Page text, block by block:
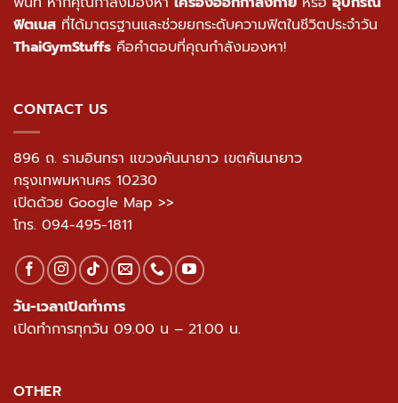
ฟิตเนส ที่ได้มาตรฐานและช่วยยกระดับความฟิตในชีวิตประจำวัน
ThaiGymStuffs คือคำตอบที่คุณกำลังมองหา!
CONTACT US
896 ถ. รามอินทรา แขวงคันนายาว เขตคันนายาว
กรุงเทพมหานคร 10230
เปิดด้วย Google Map >>
โทร. 094-495-1811
วัน-เวลาเปิดทำการ
เปิดทำการทุกวัน 09.00 น – 21.00 น.
OTHER